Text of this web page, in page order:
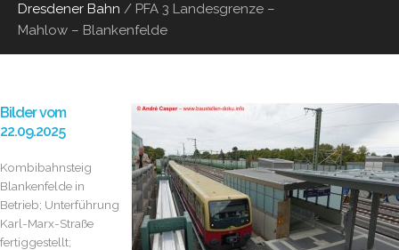
Dresdener Bahn / PFA 3 Landesgrenze –
Mahlow – Blankenfelde
Bilder vom
22.09.2025
Kombibahnsteig
Blankenfelde in
Betrieb; Unterführung
Karl-Marx-Straße
fertiggestellt;